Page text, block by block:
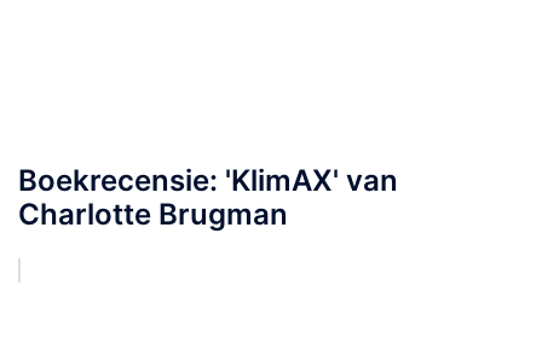
Boekrecensie: 'KlimAX' van
Charlotte Brugman